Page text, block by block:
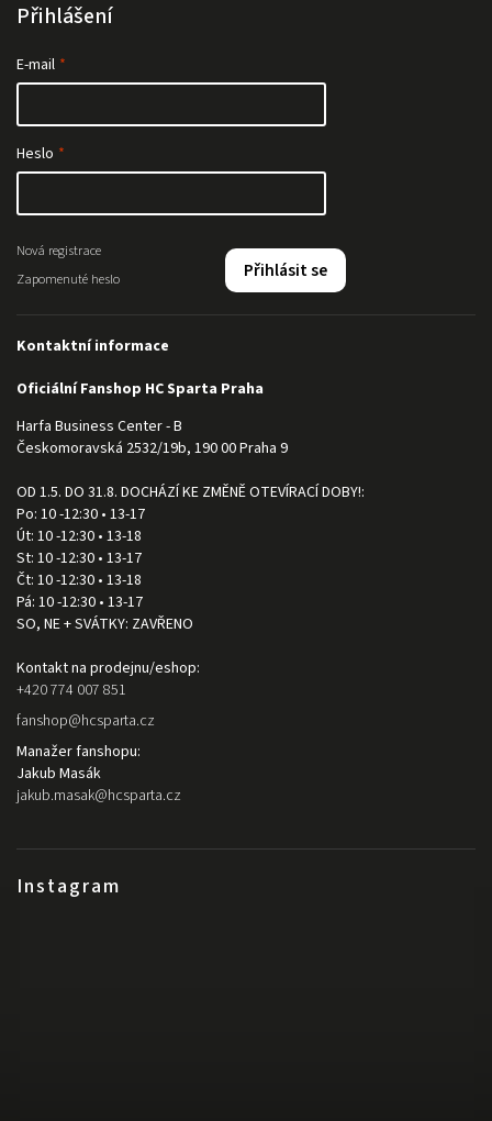
Instagram
Přihlášení
E-mail
Heslo
Přihlásit se
Nová registrace
Zapomenuté heslo
Kontaktní informace
Oficiální Fanshop HC Sparta Praha
Harfa Business Center - B
Českomoravská 2532/19b, 190 00 Praha 9
OD 1.5. DO 31.8. DOCHÁZÍ KE ZMĚNĚ OTEVÍRACÍ DOBY!:
Po: 10 -12:30 • 13-17
Út: 10 -12:30 • 13-18
St: 10 -12:30 • 13-17
Čt: 10 -12:30 • 13-18
Pá: 10 -12:30 • 13-17
SO, NE + SVÁTKY: ZAVŘENO
Kontakt na prodejnu/eshop:
+420 774 007 851
fanshop@hcsparta.cz
Manažer fanshopu:
Jakub Masák
jakub.masak@hcsparta.cz